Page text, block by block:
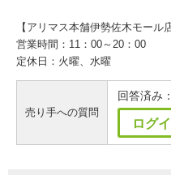
【アリマス本舗伊勢佐木モール店
営業時間：11：00～20：00
定休日：火曜、水曜
売り手への質問
回答済み
ログ